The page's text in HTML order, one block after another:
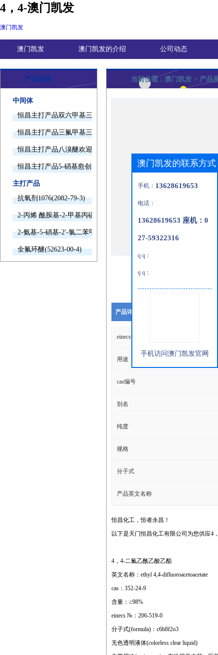
4，4-澳门凯发
澳门凯发
澳门凯发 澳门凯发的介绍 公司动态
产品目录
中间体
恒昌主打产品双六甲基三胺欢迎询价
恒昌主打产品三氟甲基三甲基硅烷欢迎询价
恒昌主打产品八溴醚欢迎询价
恒昌主打产品5-硝基愈创木酚钠欢迎询价
主打产品
抗氧剂1076(2082-79-3)
2-丙烯 酰胺基-2-甲基丙磺酸(15214-89-8)
2-氨基-5-硝基-2'-氯二苯甲酮(2011-66-7)
全氟环醚(52623-00-4)
当前位置 : 澳门凯发 > 产品
产品详细说明
einecs编号
用途
cas编号
别名
纯度
规格
分子式
产品英文名称
恒昌化工，恒者永昌！
以下是天门恒昌化工有限公司为您供应4
4，4-二氟乙酰乙酸乙酯
英文名称：ethyl 4,4-difluoroacetoacetate
cas：352-24-9
含量：≥98%
einecs №：206-519-0
分子式(formula)：c6h8f2o3
无色透明液体(colorless clear liquid)
澳门凯发的联系方式
手机： 13628619653
电话：
13628619653 座机：0
27-59322316
q q：
q q：
手机访问澳门凯发官网